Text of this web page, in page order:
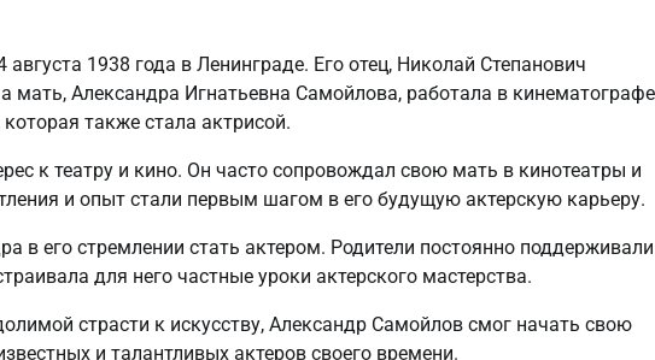
1938 года в Ленинграде. Его отец, Николай Степанович
Александра Игнатьевна Самойлова, работала в
также стала актрисой.
к театру и кино. Он часто сопровождал свою мать в кинотеатры и
и опыт стали первым шагом в его будущую актерскую карьеру.
в его стремлении стать актером. Родители постоянно поддерживали
для него частные уроки актерского мастерства.
страсти к искусству, Александр Самойлов смог начать свою
и талантливых актеров своего времени.